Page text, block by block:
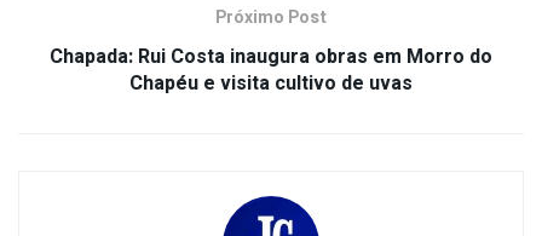
Próximo Post
Chapada: Rui Costa inaugura obras em Morro do
Chapéu e visita cultivo de uvas